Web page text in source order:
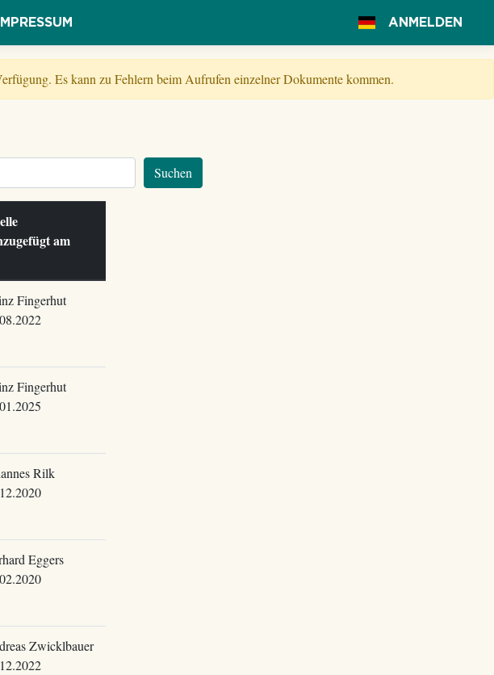
IMPRESSUM ANMELDEN
Es kann zu Fehlern beim Aufrufen einzelner Dokumente kommen.
Suchen
am
Fingerhut
Fingerhut
Rilk
Eggers
Zwicklbauer